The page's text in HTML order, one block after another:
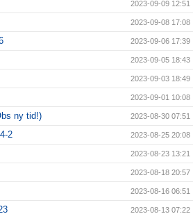
2023-09-09 12:51
2023-09-08 17:08
2023-09-06 17:39
2023-09-05 18:43
2023-09-03 18:49
2023-09-01 10:08
ny tid!) 2023-08-30 07:51
2 2023-08-25 20:08
2023-08-23 13:21
2023-08-18 20:57
2023-08-16 06:51
2023-08-13 07:22